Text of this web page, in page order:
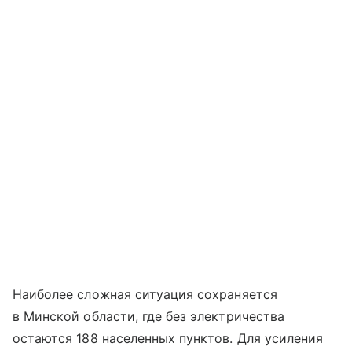
Наиболее сложная ситуация сохраняется
в Минской области, где без электричества
остаются 188 населенных пунктов. Для усиления